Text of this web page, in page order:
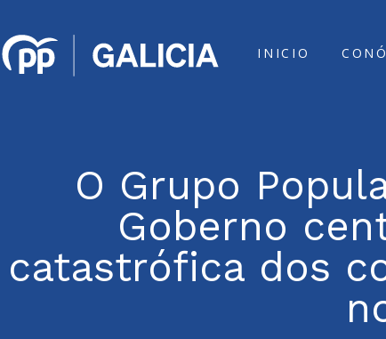
INICIO
O Grupo
Goberno
catastrófica dos